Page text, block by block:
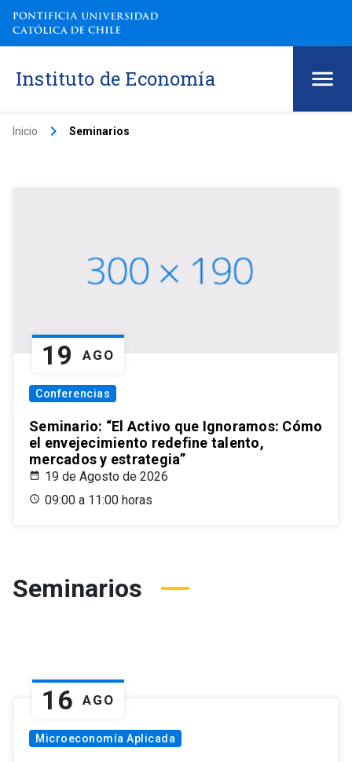
Instituto de Economía
Inicio keyboard_arrow_right Seminarios
19 AGO
Conferencias
Seminario: “El Activo que Ignoramos: Cómo
el envejecimiento redefine talento,
mercados y estrategia”
19 de Agosto de 2026
09:00 a 11:00 horas
Seminarios
16 AGO
Microeconomía Aplicada